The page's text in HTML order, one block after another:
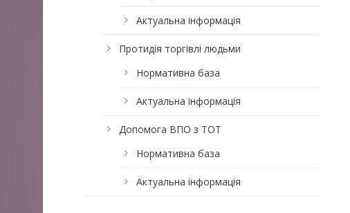
Актуальна інформація
Протидія торгівлі людьми
Нормативна база
Актуальна інформація
Допомога ВПО з ТОТ
Нормативна база
Актуальна інформація